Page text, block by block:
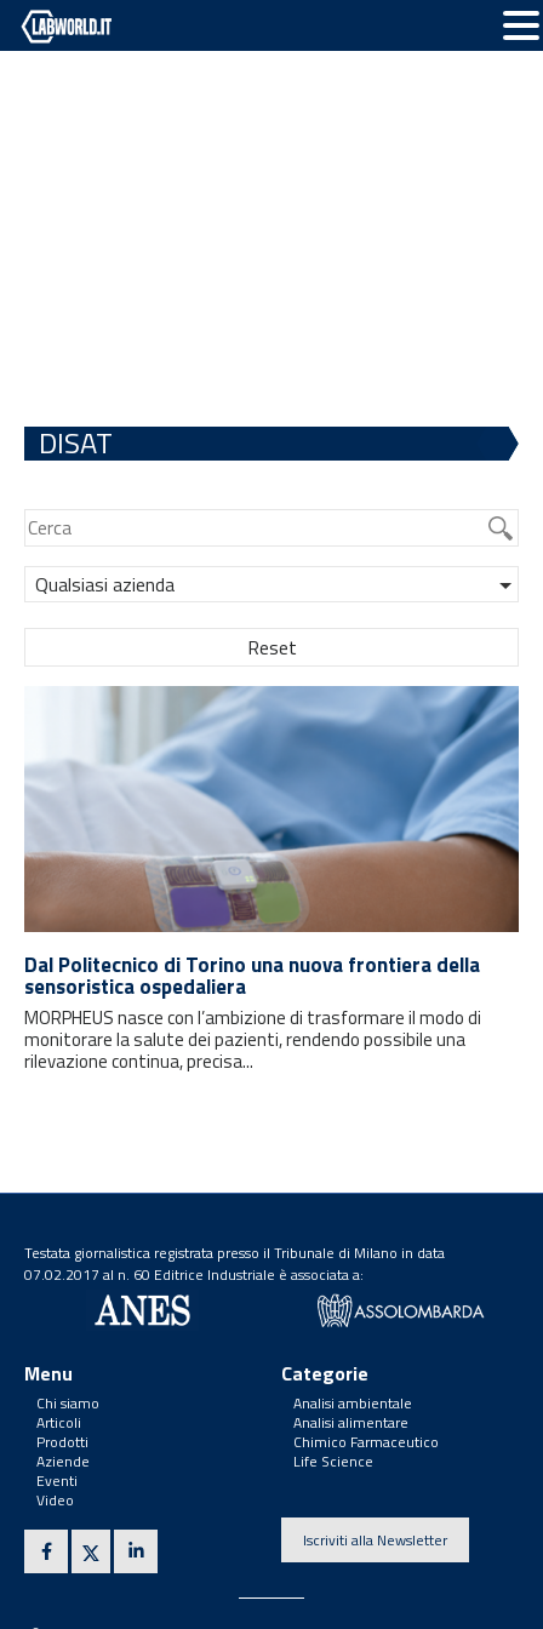
DISAT
Qualsiasi azienda
Reset
Dal Politecnico di Torino una nuova frontiera della
sensoristica ospedaliera
MORPHEUS nasce con l’ambizione di trasformare il modo di
monitorare la salute dei pazienti, rendendo possibile una
rilevazione continua, precisa...
Testata giornalistica registrata presso il Tribunale di Milano in data
07.02.2017 al n. 60 Editrice Industriale è associata a:
Menu
Chi siamo
Articoli
Prodotti
Aziende
Eventi
Video
Categorie
Analisi ambientale
Analisi alimentare
Chimico Farmaceutico
Life Science
Iscriviti alla Newsletter